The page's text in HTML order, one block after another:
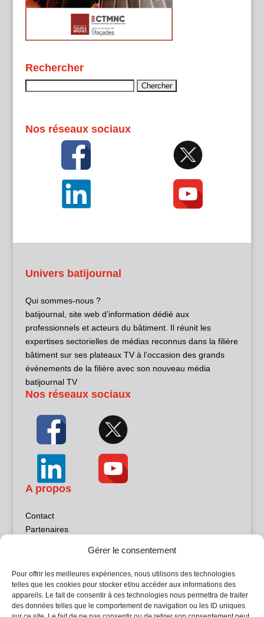
Gérer le consentement
Pour offrir les meilleures expériences, nous utilisons des technologies
telles que les cookies pour stocker et/ou accéder aux informations des
appareils. Le fait de consentir à ces technologies nous permettra de traiter
des données telles que le comportement de navigation ou les ID uniques
Rechercher
Nos réseaux sociaux
Univers batijournal
Qui sommes-nous ?
batijournal, site web d’information dédié aux
professionnels et acteurs du bâtiment. Il réunit les
expertises sectorielles de médias reconnus dans la filière
bâtiment sur ses plateaux TV à l’occasion des grands
événements de la filière avec son nouveau média
batijournal TV
Nos réseaux sociaux
A propos
Contact
Partenaires
Politique de confidentialité
Sites partenaires
5Façades